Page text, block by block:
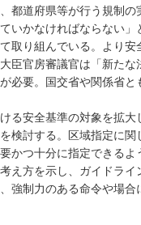
都道府県等が行う規制の
いかなければならない」
取り組んでいる。より安
臣官房審議官は「新たな
必要。国交省や関係省と
る安全基準の対象を拡大
検討する。区域指定に関
かつ十分に指定できるよ
え方を示し、ガイドライ
強制力のある命令や場合